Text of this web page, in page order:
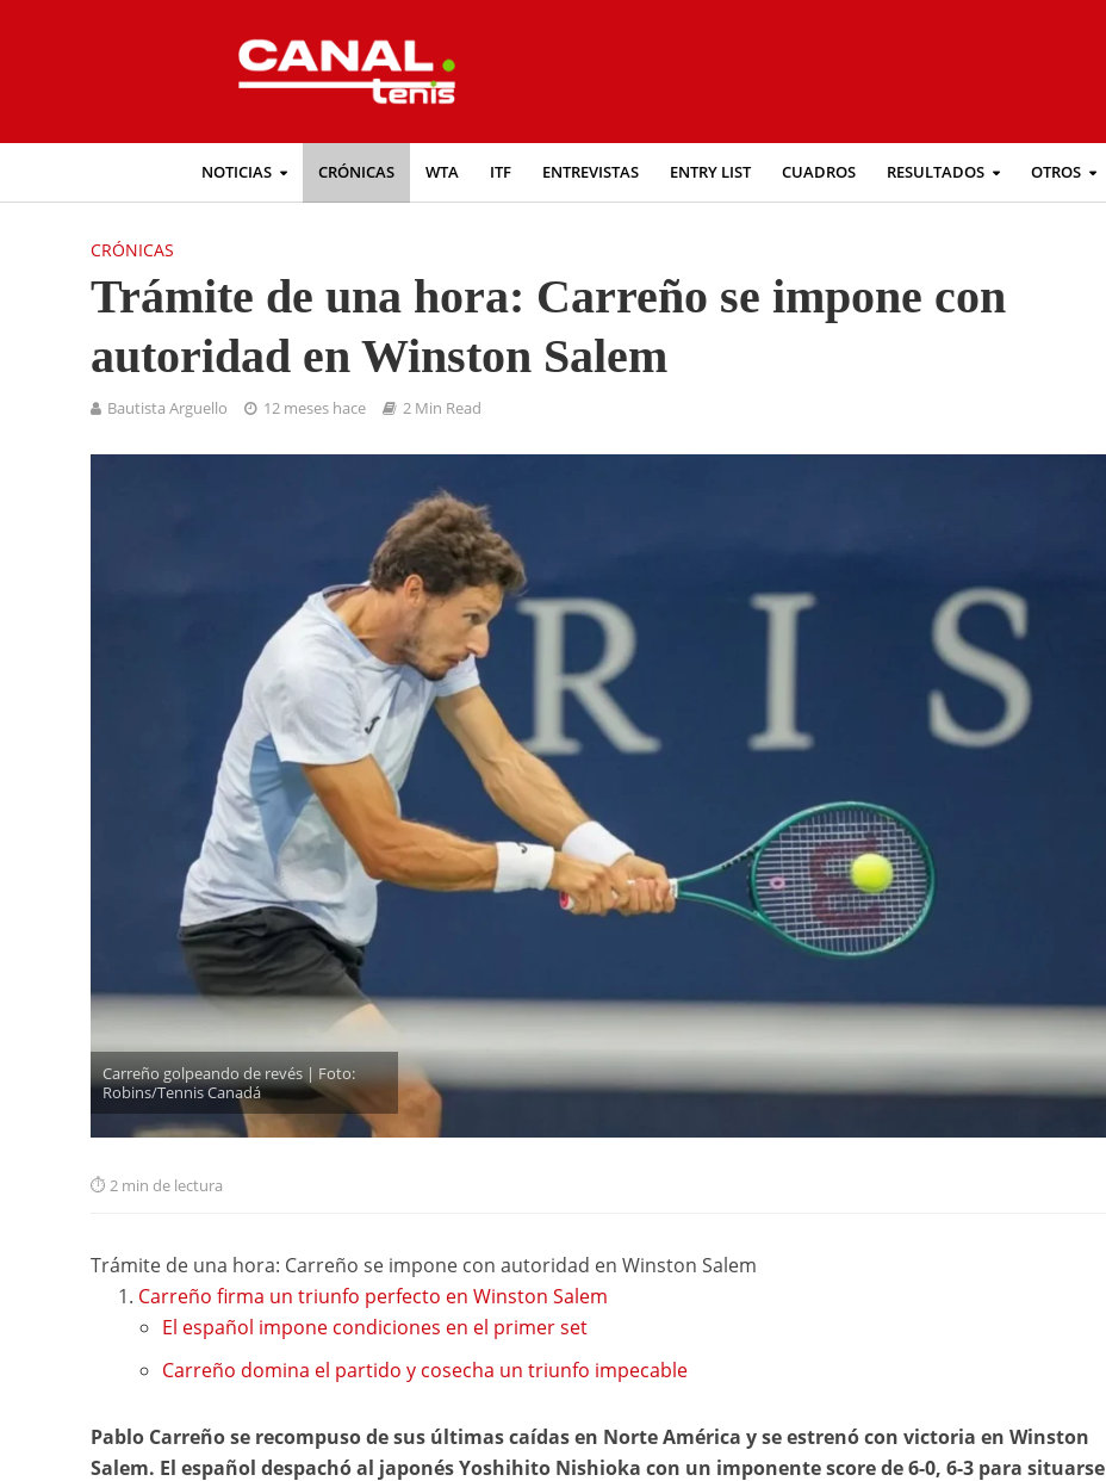
NOTICIAS CRÓNICAS WTA ITF ENTREVISTAS ENTRY LIST CUADROS RESULTADOS OTROS
CRÓNICAS
Trámite de una hora: Carreño se impone con
autoridad en Winston Salem
Bautista Arguello 12 meses hace 2 Min Read
Carreño golpeando de revés | Foto:
Robins/Tennis Canadá
2 min de lectura
Trámite de una hora: Carreño se impone con autoridad en Winston Salem
Carreño firma un triunfo perfecto en Winston Salem
El español impone condiciones en el primer set
Carreño domina el partido y cosecha un triunfo impecable
Pablo Carreño se recompuso de sus últimas caídas en Norte América y se estrenó con victoria en Winston
Salem. El español despachó al japonés Yoshihito Nishioka con un imponente score de 6-0, 6-3 para situarse